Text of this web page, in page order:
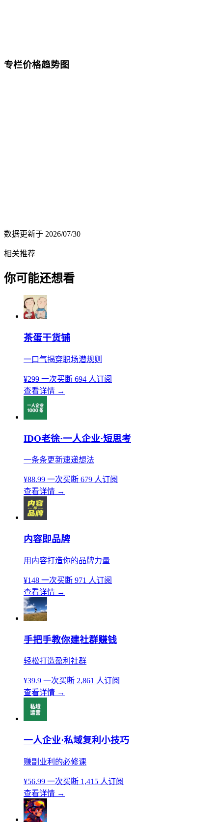
专栏价格趋势图
数据更新于 2026/07/30
相关推荐
你可能还想看
茶蛋干货铺
一口气揭穿职场潜规则
¥299 一次买断 694 人订阅
查看详情 →
IDO老徐·一人企业·短思考
一条条更新速递想法
¥88.99 一次买断 679 人订阅
查看详情 →
内容即品牌
用内容打造你的品牌力量
¥148 一次买断 971 人订阅
查看详情 →
手把手教你建社群赚钱
轻松打造盈利社群
¥39.9 一次买断 2,861 人订阅
查看详情 →
一人企业·私域复利小技巧
赚副业利的必修课
¥56.99 一次买断 1,415 人订阅
查看详情 →